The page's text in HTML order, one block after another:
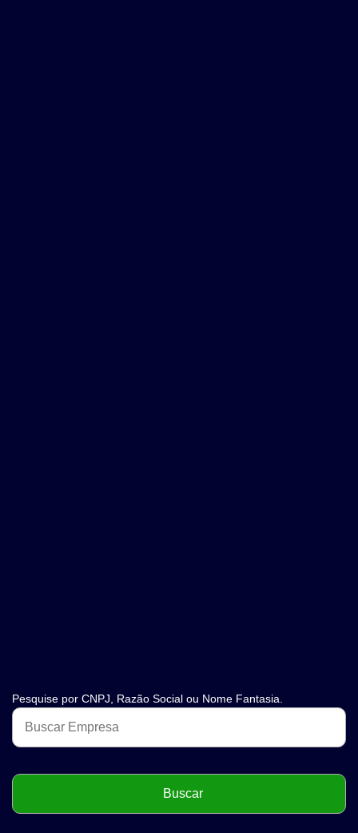
Pesquise por CNPJ, Razão Social ou Nome Fantasia.